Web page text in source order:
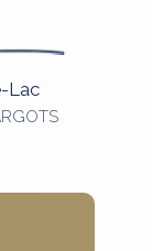
Lac